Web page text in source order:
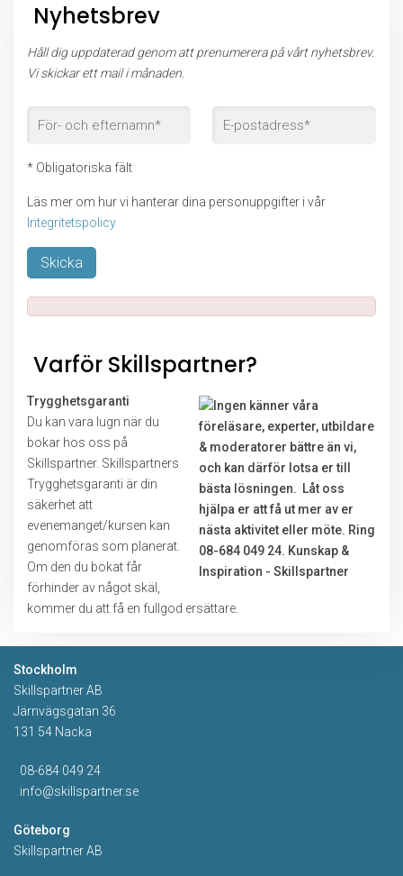
Nyhetsbrev
Håll dig uppdaterad genom att prenumerera på vårt nyhetsbrev.
Vi skickar ett mail i månaden.
* Obligatoriska fält
Läs mer om hur vi hanterar dina personuppgifter i vår
Integritetspolicy
Lämna detta fält tomt.
Varför Skillspartner?
Trygghetsgaranti
Du kan vara lugn när du
bokar hos oss på
Skillspartner. Skillspartners
Trygghetsgaranti är din
säkerhet att
evenemanget/kursen kan
genomföras som planerat.
Om den du bokat får
förhinder av något skäl,
kommer du att få en fullgod ersättare.
Stockholm
Skillspartner AB
Järnvägsgatan 36
131 54 Nacka
08-684 049 24
info@skillspartner.se
Göteborg
Skillspartner AB